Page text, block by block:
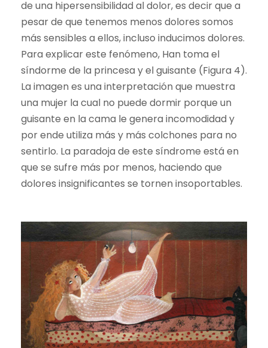
de una hipersensibilidad al dolor, es decir que a
pesar de que tenemos menos dolores somos
más sensibles a ellos, incluso inducimos dolores.
Para explicar este fenómeno, Han toma el
síndorme de la princesa y el guisante (Figura 4).
La imagen es una interpretación que muestra
una mujer la cual no puede dormir porque un
guisante en la cama le genera incomodidad y
por ende utiliza más y más colchones para no
sentirlo. La paradoja de este síndrome está en
que se sufre más por menos, haciendo que
dolores insignificantes se tornen insoportables.